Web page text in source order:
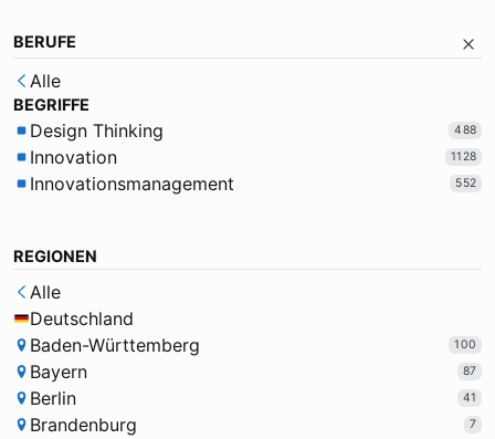
BERUFE
Alle
BEGRIFFE
Design Thinking 488
Innovation 1128
Innovationsmanagement 552
REGIONEN
Alle
Deutschland
Baden-Württemberg
100
Bayern 87
Berlin 41
Brandenburg 7